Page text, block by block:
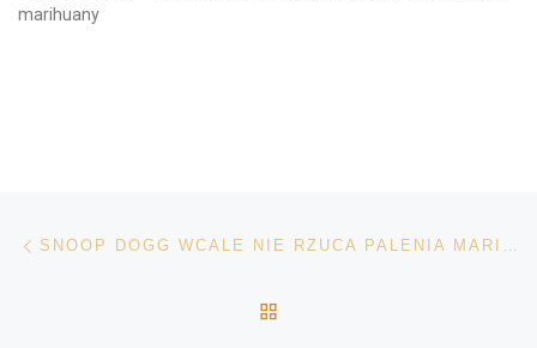
marihuany
Nawigacja wpisu SNOOP DOGG WCALE NIE RZUCA PALENIA MARIHUANY